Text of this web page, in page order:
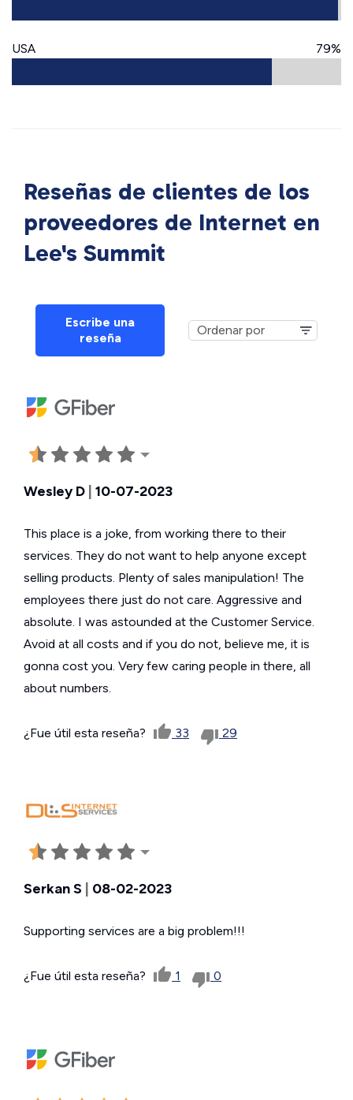
USA 79%
Reseñas de clientes de los
proveedores de Internet en
Lee's Summit
Escribe una
reseña
Wesley D 10-07-2023
This place is a joke, from working there to their
services. They do not want to help anyone except
selling products. Plenty of sales manipulation! The
employees there just do not care. Aggressive and
absolute. I was astounded at the Customer Service.
Avoid at all costs and if you do not, believe me, it is
gonna cost you. Very few caring people in there, all
about numbers.
¿Fue útil esta reseña? 33 29
Serkan S 08-02-2023
Supporting services are a big problem!!!
¿Fue útil esta reseña? 1 0